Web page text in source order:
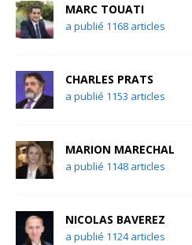
MARC TOUATI
a publié 1168 articles
CHARLES PRATS
a publié 1153 articles
MARION MARECHAL
a publié 1148 articles
NICOLAS BAVEREZ
a publié 1124 articles